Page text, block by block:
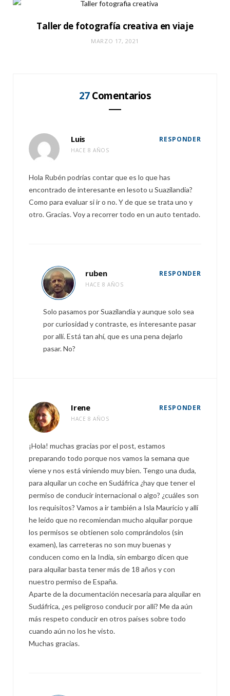
Taller de fotografía creativa en viaje
MARZO 17, 2021
27Comentarios
Luis
HACE 8 AÑOS
RESPONDER
Hola Rubén podrías contar que es lo que has
encontrado de interesante en lesoto u Suazilandia?
Como para evaluar si ir o no. Y de que se trata uno y
otro. Gracias. Voy a recorrer todo en un auto tentado.
ruben
HACE 8 AÑOS
RESPONDER
Solo pasamos por Suazilandia y aunque solo sea
por curiosidad y contraste, es interesante pasar
por allí. Está tan ahí, que es una pena dejarlo
pasar. No?
Irene
HACE 8 AÑOS
RESPONDER
¡Hola! muchas gracias por el post, estamos
preparando todo porque nos vamos la semana que
viene y nos está viniendo muy bien. Tengo una duda,
para alquilar un coche en Sudáfrica ¿hay que tener el
permiso de conducir internacional o algo? ¿cuáles son
los requisitos? Vamos a ir también a Isla Mauricio y allí
he leído que no recomiendan mucho alquilar porque
los permisos se obtienen solo comprándolos (sin
examen), las carreteras no son muy buenas y
conducen como en la India, sin embargo dicen que
para alquilar basta tener más de 18 años y con
nuestro permiso de España.
Aparte de la documentación necesaria para alquilar en
Sudáfrica, ¿es peligroso conducir por allí? Me da aún
más respeto conducir en otros países sobre todo
cuando aún no los he visto.
Muchas gracias.